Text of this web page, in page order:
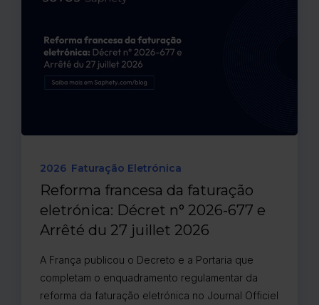
2026 Faturação Eletrónica
Reforma francesa da faturação
eletrónica: Décret n° 2026-677 e
Arrêté du 27 juillet 2026
A França publicou o Decreto e a Portaria que
completam o enquadramento regulamentar da
reforma da faturação eletrónica no Journal Officiel